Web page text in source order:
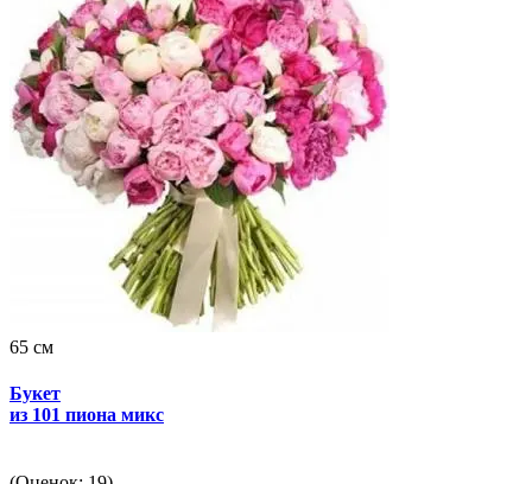
65 см
Букет
из 101 пиона микс